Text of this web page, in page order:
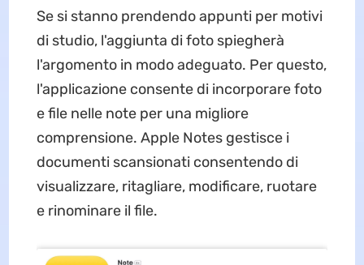
Se si stanno prendendo appunti per motivi
di studio, l'aggiunta di foto spiegherà
l'argomento in modo adeguato. Per questo,
l'applicazione consente di incorporare foto
e file nelle note per una migliore
comprensione. Apple Notes gestisce i
documenti scansionati consentendo di
visualizzare, ritagliare, modificare, ruotare
e rinominare il file.